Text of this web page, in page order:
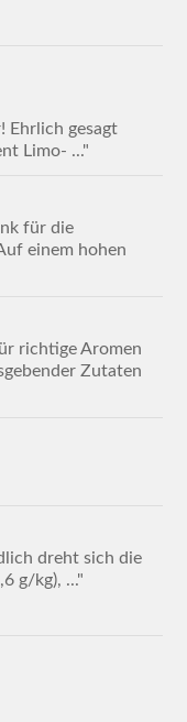
Ehrlich gesagt
Limo- ..."
für die
einem hohen
richtige Aromen
Zutaten
dreht sich die
g/kg), ..."